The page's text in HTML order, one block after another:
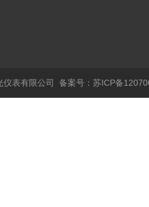
仪表有限公司 备案号：苏ICP备